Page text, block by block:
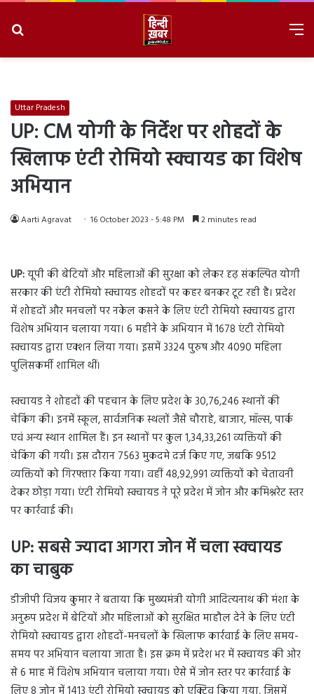
Uttar Pradesh
UP: CM योगी के निर्देश पर शोहदों के
खिलाफ एंटी रोमियो स्क्वायड का विशेष
अभियान
Aarti Agravat 16 October 2023 - 5:48 PM 2 minutes read
UP:यूपी की बेटियों और महिलाओं की सुरक्षा को लेकर दृढ़ संकल्पित योगी
सरकार की एंटी रोमियो स्क्वायड शोहदों पर कहर बनकर टूट रही है। प्रदेश
में शोहदों और मनचलों पर नकेल कसने के लिए एंटी रोमियो स्क्वायड द्वारा
विशेष अभियान चलाया गया। 6 महीने के अभियान में 1678 एंटी रोमियो
स्क्वायड द्वारा एक्शन लिया गया। इसमें 3324 पुरुष और 4090 महिला
पुलिसकर्मी शामिल थीं।
स्क्वायड ने शोहदों की पहचान के लिए प्रदेश के 30,76,246 स्थानों की
चेकिंग की। इनमें स्कूल, सार्वजनिक स्थलों जैसे चौराहे, बाजार, मॉल्स, पार्क
एवं अन्य स्थान शामिल हैं। इन स्थानों पर कुल 1,34,33,261 व्यक्तियों की
चेकिंग की गयी। इस दौरान 7563 मुकदमे दर्ज किए गए, जबकि 9512
व्यक्तियों को गिरफ्तार किया गया। वहीं 48,92,991 व्यक्तियों को चेतावनी
देकर छोड़ा गया। एंटी रोमियो स्क्वायड ने पूरे प्रदेश में जोन और कमिश्नरेट स्तर
पर कार्रवाई की।
UP: सबसे ज्यादा आगरा जोन में चला स्क्वायड
का चाबुक
डीजीपी विजय कुमार ने बताया कि मुख्यमंत्री योगी आदित्यनाथ की मंशा के
अनुरूप प्रदेश में बेटियों और महिलाओं को सुरक्षित माहौल देने के लिए एंटी
रोमियो स्क्वायड द्वारा शोहदों-मनचलों के खिलाफ कार्रवाई के लिए समय-
समय पर अभियान चलाया जाता है। इस क्रम में प्रदेश भर में स्क्वायड की ओर
से 6 माह में विशेष अभियान चलाया गया। ऐसे में जोन स्तर पर कार्रवाई के